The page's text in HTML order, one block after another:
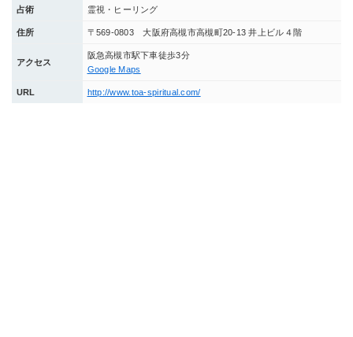
占術 霊視・ヒーリング
住所 〒569-0803 大阪府高槻市高槻町20-13 井上ビル４階
アクセス
阪急高槻市駅下車徒歩3分
Google Maps
URL http://www.toa-spiritual.com/